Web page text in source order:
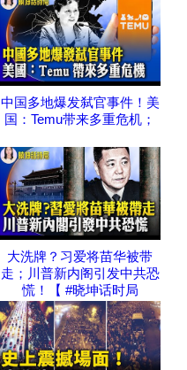
中国多地爆发弑官事件！美
国：Temu带来多重危机；
大洗牌？习爱将苗华被带
走；川普新内阁引发中共恐
慌！【 #晓坤话时局